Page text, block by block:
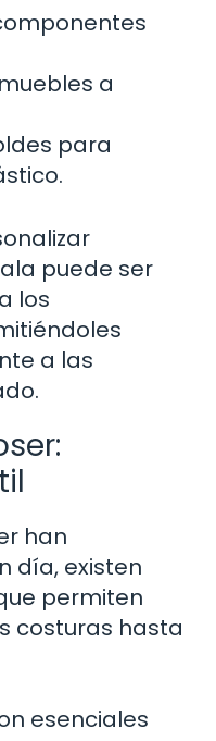
a
para
puede ser
los
a las
han
día, existen
permiten
costuras hasta
esenciales